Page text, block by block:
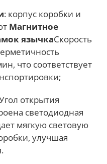
: корпус коробки и
Магнитное
язычкаСкорость
что соответствует
открытия
светодиодная
мягкую световую
улучшая